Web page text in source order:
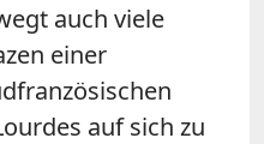
auch viele
einer
auf sich zu